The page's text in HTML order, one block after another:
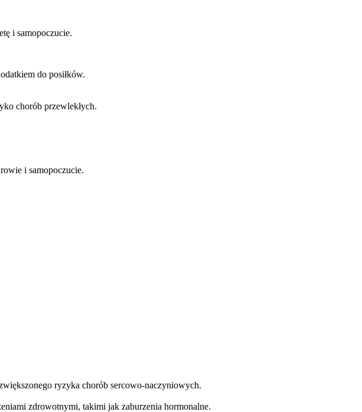
i samopoczucie.
do posiłków.
chorób przewlekłych.
i samopoczucie.
ryzyka chorób sercowo-naczyniowych.
zdrowotnymi, takimi jak zaburzenia hormonalne.